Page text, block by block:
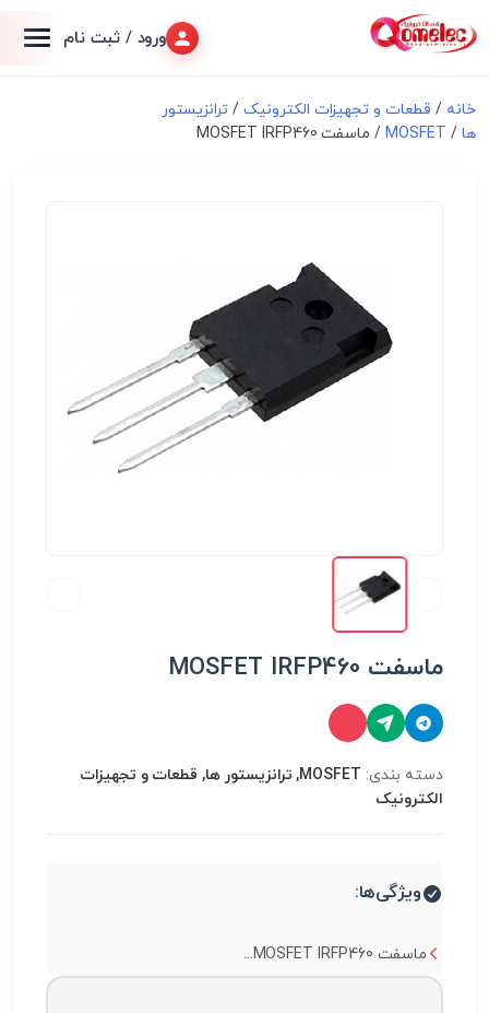
ورود / ثبت نام
خانه / قطعات و تجهیزات الکترونیک/ ترانزیستور
ها /
MOSFET/ ماسفت MOSFET IRFP460
ماسفت MOSFET IRFP460
دسته بندی:
MOSFET, ترانزیستور ها, قطعات و تجهیزات
الکترونیک
ویژگی‌ها:
ماسفت MOSFET IRFP460...